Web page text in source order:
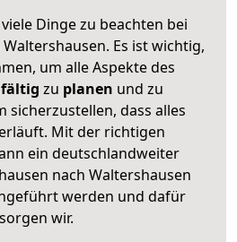
Dinge zu beachten bei
Es ist wichtig,
um alle Aspekte des
zu planen und zu
sicherzustellen, dass alles
Mit der richtigen
ein deutschlandweiter
nach Waltershausen
werden und dafür
sorgen wir.